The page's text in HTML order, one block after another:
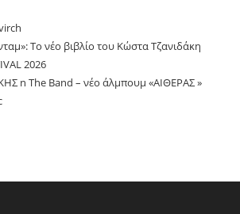
Το νέο βιβλίο του Κώστα Τζανιδάκη
2026
n The Band – νέο άλμπουμ «ΑΙΘΕΡΑΣ »